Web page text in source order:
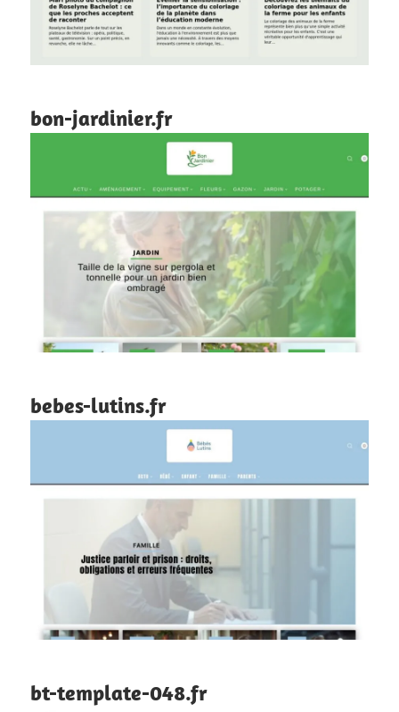
bon-jardinier.fr
bebes-lutins.fr
bt-template-048.fr